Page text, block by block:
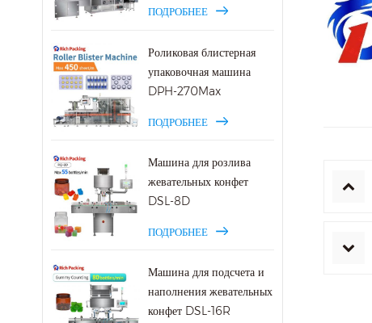
ПОДРОБНЕЕ
Роликовая блистерная
упаковочная машина
DPH-270Max
ПОДРОБНЕЕ
Машина для розлива
жевательных конфет
DSL-8D
ПОДРОБНЕЕ
Машина для подсчета и
наполнения жевательных
конфет DSL-16R